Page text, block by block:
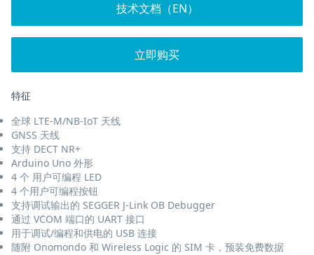
技术文档（EN）
立即购买
特征
全球 LTE-M/NB-IoT 天线
GNSS 天线
支持 DECT NR+
Arduino Uno 外形
4 个 用户可编程 LED
4 个用户可编程按钮
支持调试输出的 SEGGER J-Link OB Debugger
通过 VCOM 端口的 UART 接口
用于调试/编程和供电的 USB 连接
随附 Onomondo 和 Wireless Logic 的 SIM 卡，预装免费数据